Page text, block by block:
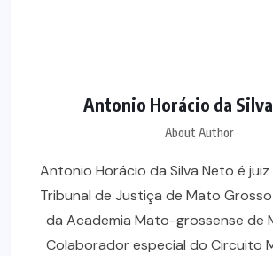
Antonio Horácio da
About Author
Antonio Horácio da Silva Neto é
Tribunal de Justiça de Mato
da Academia Mato-grossense de
Colaborador especial do Circuito